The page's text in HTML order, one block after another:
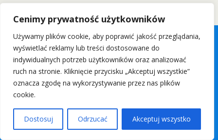
Cenimy prywatność użytkowników
Używamy plików cookie, aby poprawić jakość przeglądania,
wyświetlać reklamy lub treści dostosowane do
indywidualnych potrzeb użytkowników oraz analizować
ruch na stronie. Kliknięcie przycisku „Akceptuj wszystkie”
oznacza zgodę na wykorzystywanie przez nas plików
cookie.
Dostosuj Odrzucać Akceptuj wszystko